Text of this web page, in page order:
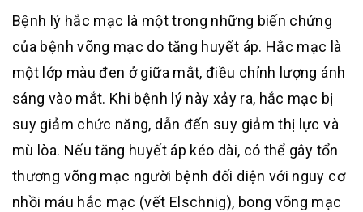
Bệnh lý hắc mạc là một trong những biến chứng
của bệnh võng mạc do tăng huyết áp. Hắc mạc là
một lớp màu đen ở giữa mắt, điều chỉnh lượng ánh
sáng vào mắt. Khi bệnh lý này xảy ra, hắc mạc bị
suy giảm chức năng, dẫn đến suy giảm thị lực và
mù lòa. Nếu tăng huyết áp kéo dài, có thể gây tổn
thương võng mạc người bệnh đối diện với nguy cơ
nhồi máu hắc mạc (vết Elschnig), bong võng mạc